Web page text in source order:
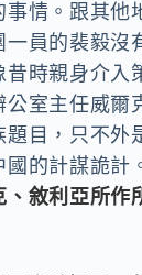
事情。跟其他
員的裴毅沒
昔時親身介入
室主任威爾
目，只不外
的計謀詭計
敘利亞所作